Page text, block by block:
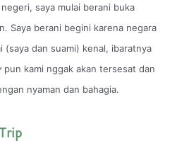
saya mulai berani buka
Saya berani begini karena negara
(saya dan suami) kenal, ibaratnya
pun kami nggak akan tersesat dan
nyaman dan bahagia.